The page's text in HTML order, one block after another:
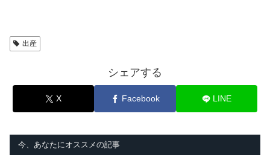
出産
シェアする
X Facebook LINE
今、あなたにオススメの記事